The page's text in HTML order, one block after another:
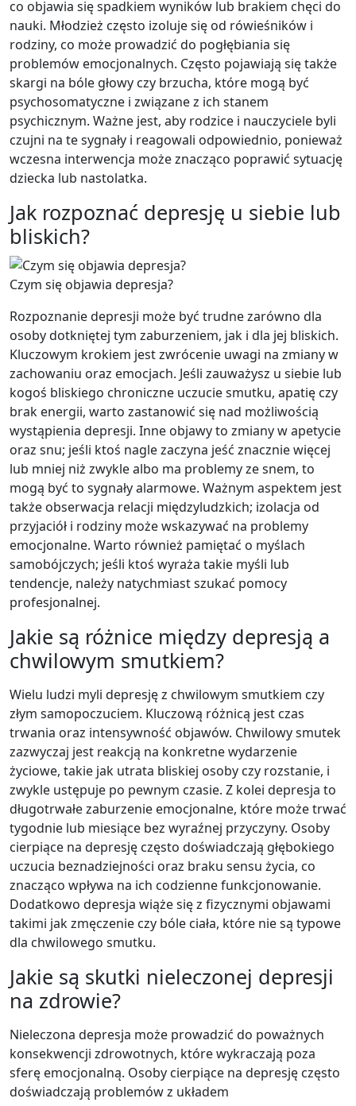
co objawia się spadkiem wyników lub brakiem chęci do
nauki. Młodzież często izoluje się od rówieśników i
rodziny, co może prowadzić do pogłębiania się
problemów emocjonalnych. Często pojawiają się także
skargi na bóle głowy czy brzucha, które mogą być
psychosomatyczne i związane z ich stanem
psychicznym. Ważne jest, aby rodzice i nauczyciele byli
czujni na te sygnały i reagowali odpowiednio, ponieważ
wczesna interwencja może znacząco poprawić sytuację
dziecka lub nastolatka.
Jak rozpoznać depresję u siebie lub
bliskich?
Czym się objawia depresja?
Rozpoznanie depresji może być trudne zarówno dla
osoby dotkniętej tym zaburzeniem, jak i dla jej bliskich.
Kluczowym krokiem jest zwrócenie uwagi na zmiany w
zachowaniu oraz emocjach. Jeśli zauważysz u siebie lub
kogoś bliskiego chroniczne uczucie smutku, apatię czy
brak energii, warto zastanowić się nad możliwością
wystąpienia depresji. Inne objawy to zmiany w apetycie
oraz snu; jeśli ktoś nagle zaczyna jeść znacznie więcej
lub mniej niż zwykle albo ma problemy ze snem, to
mogą być to sygnały alarmowe. Ważnym aspektem jest
także obserwacja relacji międzyludzkich; izolacja od
przyjaciół i rodziny może wskazywać na problemy
emocjonalne. Warto również pamiętać o myślach
samobójczych; jeśli ktoś wyraża takie myśli lub
tendencje, należy natychmiast szukać pomocy
profesjonalnej.
Jakie są różnice między depresją a
chwilowym smutkiem?
Wielu ludzi myli depresję z chwilowym smutkiem czy
złym samopoczuciem. Kluczową różnicą jest czas
trwania oraz intensywność objawów. Chwilowy smutek
zazwyczaj jest reakcją na konkretne wydarzenie
życiowe, takie jak utrata bliskiej osoby czy rozstanie, i
zwykle ustępuje po pewnym czasie. Z kolei depresja to
długotrwałe zaburzenie emocjonalne, które może trwać
tygodnie lub miesiące bez wyraźnej przyczyny. Osoby
cierpiące na depresję często doświadczają głębokiego
uczucia beznadziejności oraz braku sensu życia, co
znacząco wpływa na ich codzienne funkcjonowanie.
Dodatkowo depresja wiąże się z fizycznymi objawami
takimi jak zmęczenie czy bóle ciała, które nie są typowe
dla chwilowego smutku.
Jakie są skutki nieleczonej depresji
na zdrowie?
Nieleczona depresja może prowadzić do poważnych
konsekwencji zdrowotnych, które wykraczają poza
sferę emocjonalną. Osoby cierpiące na depresję często
doświadczają problemów z układem